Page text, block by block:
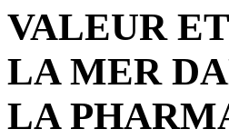
VALEUR
LA MER
LA